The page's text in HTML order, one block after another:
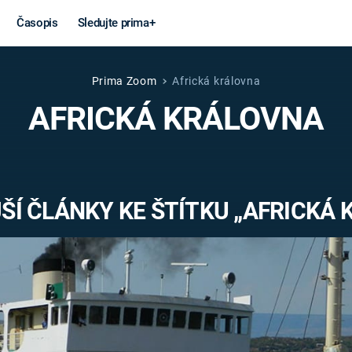
Časopis Sledujte prima+
Věda a
technika
MARS
Války
VÁLEČNÉ
Záhady a
Prima Zoom Africká královna
AFRICKÁ KRÁLOVNA
ČLÁNKY KE ŠTÍTKU „AFRICKÁ